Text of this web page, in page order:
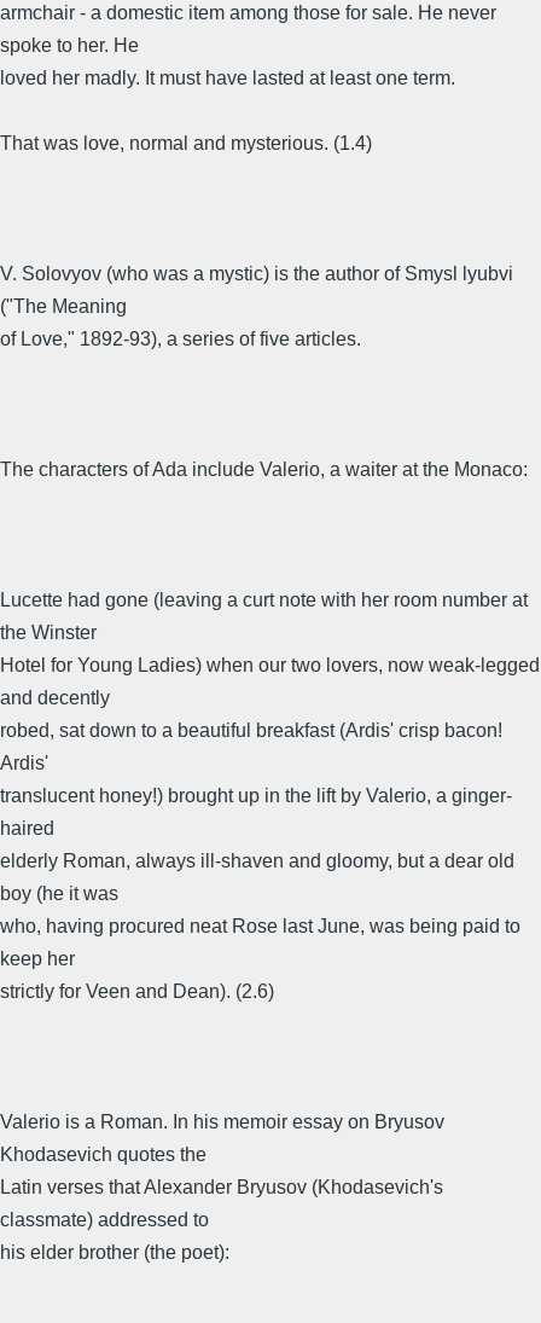
armchair - a domestic item among those for sale. He never
spoke to her. He
loved her madly. It must have lasted at least one term.
That was love, normal and mysterious. (1.4)
V. Solovyov (who was a mystic) is the author of Smysl lyubvi
("The Meaning
of Love," 1892-93), a series of five articles.
The characters of Ada include Valerio, a waiter at the Monaco:
Lucette had gone (leaving a curt note with her room number at
the Winster
Hotel for Young Ladies) when our two lovers, now weak-legged
and decently
robed, sat down to a beautiful breakfast (Ardis' crisp bacon!
Ardis'
translucent honey!) brought up in the lift by Valerio, a ginger-
haired
elderly Roman, always ill-shaven and gloomy, but a dear old
boy (he it was
who, having procured neat Rose last June, was being paid to
keep her
strictly for Veen and Dean). (2.6)
Valerio is a Roman. In his memoir essay on Bryusov
Khodasevich quotes the
Latin verses that Alexander Bryusov (Khodasevich's
classmate) addressed to
his elder brother (the poet):